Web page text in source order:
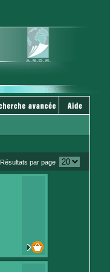
Résultats par page